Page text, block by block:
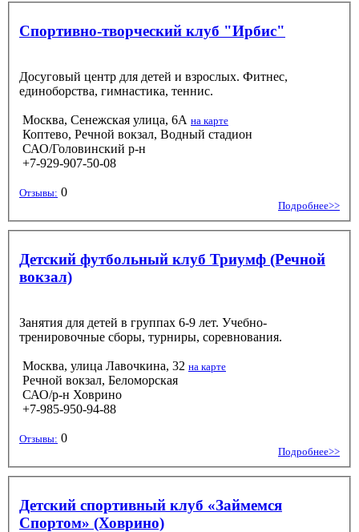
Спортивно-творческий клуб "Ирбис"
Досуговый центр для детей и взрослых. Фитнес,
единоборства, гимнастика, теннис.
Москва, Сенежская улица, 6А на карте
Коптево, Речной вокзал, Водный стадион
САО/Головинский р-н
+7-929-907-50-08
Отзывы: 0
Подробнее>>
Детский футбольный клуб Триумф (Речной
вокзал)
Занятия для детей в группах 6-9 лет. Учебно-
тренировочные сборы, турниры, соревнования.
Москва, улица Лавочкина, 32 на карте
Речной вокзал, Беломорская
САО/р-н Ховрино
+7-985-950-94-88
Отзывы: 0
Подробнее>>
Детский спортивный клуб «Займемся
Спортом» (Ховрино)